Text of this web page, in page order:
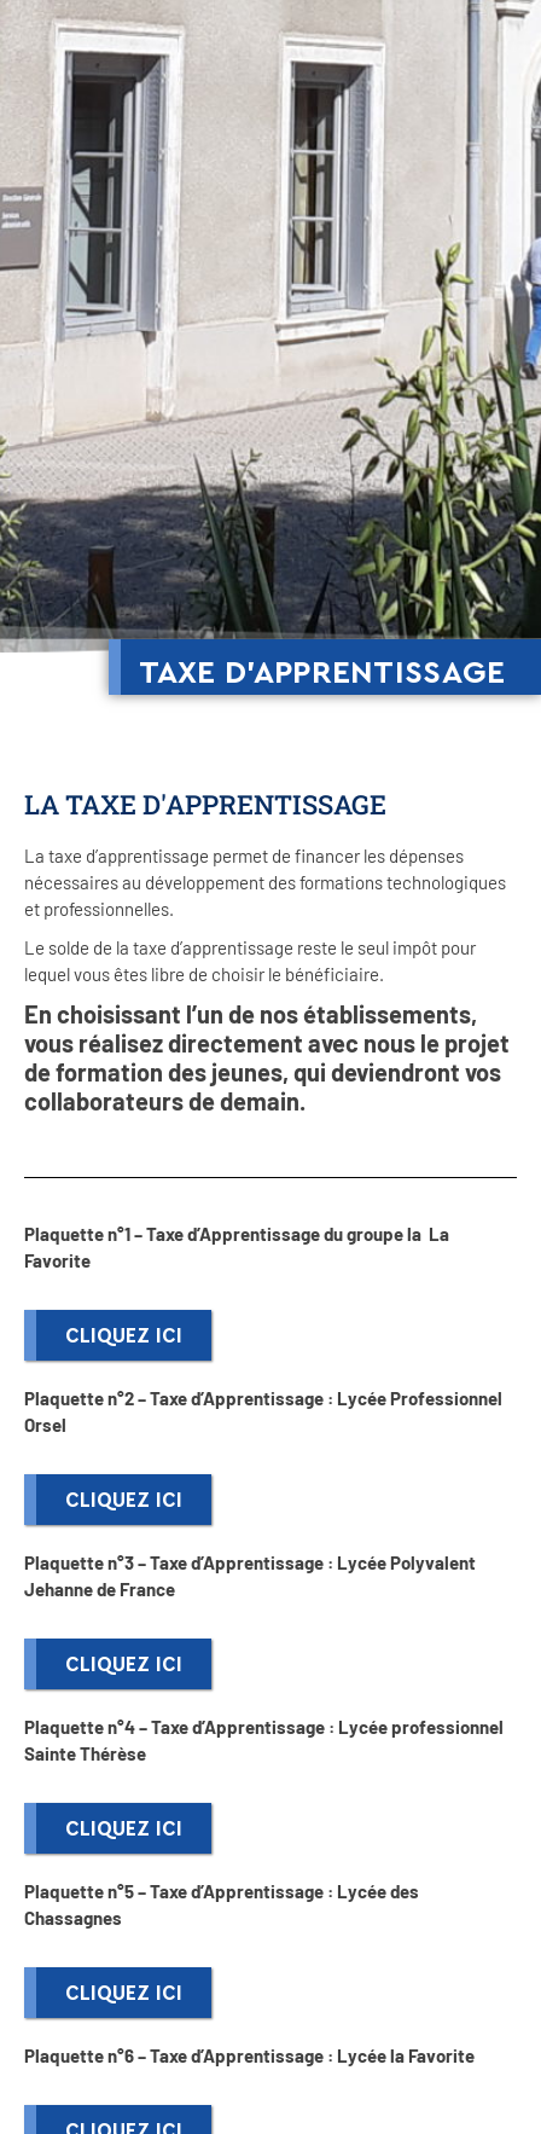
TAXE D’APPRENTISSAGE
LA TAXE D'APPRENTISSAGE
La taxe d’apprentissage permet de financer les dépenses
nécessaires au développement des formations technologiques
et professionnelles.
Le solde de la taxe d’apprentissage reste le seul impôt pour
lequel vous êtes libre de choisir le bénéficiaire.
En choisissant l’un de nos établissements,
vous réalisez directement avec nous le projet
de formation des jeunes, qui deviendront vos
collaborateurs de demain.
Plaquette n°1 – Taxe d’Apprentissage du groupe la La
Favorite
CLIQUEZ ICI
Plaquette n°2 – Taxe d’Apprentissage : Lycée Professionnel
Orsel
CLIQUEZ ICI
Plaquette n°3 – Taxe d’Apprentissage : Lycée Polyvalent
Jehanne de France
CLIQUEZ ICI
Plaquette n°4 – Taxe d’Apprentissage : Lycée professionnel
Sainte Thérèse
CLIQUEZ ICI
Plaquette n°5 – Taxe d’Apprentissage : Lycée des
Chassagnes
CLIQUEZ ICI
Plaquette n°6 – Taxe d’Apprentissage : Lycée la Favorite